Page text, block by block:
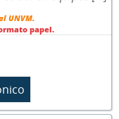
UNVM.
papel.